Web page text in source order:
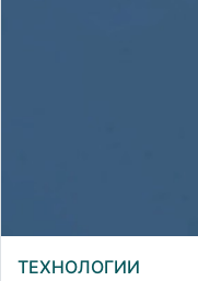
ТЕХНОЛОГИИ